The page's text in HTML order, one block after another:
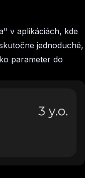
v aplikáciách, kde
jednoduché,
parameter do